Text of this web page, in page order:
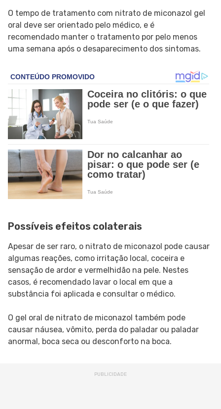
O tempo de tratamento com nitrato de miconazol gel
oral deve ser orientado pelo médico, e é
recomendado manter o tratamento por pelo menos
uma semana após o desaparecimento dos sintomas.
Possíveis efeitos colaterais
Apesar de ser raro, o nitrato de miconazol pode causar
algumas reações, como irritação local, coceira e
sensação de ardor e vermelhidão na pele. Nestes
casos, é recomendado lavar o local em que a
substância foi aplicada e consultar o médico.
O gel oral de nitrato de miconazol também pode
causar náusea, vômito, perda do paladar ou paladar
anormal, boca seca ou desconforto na boca.